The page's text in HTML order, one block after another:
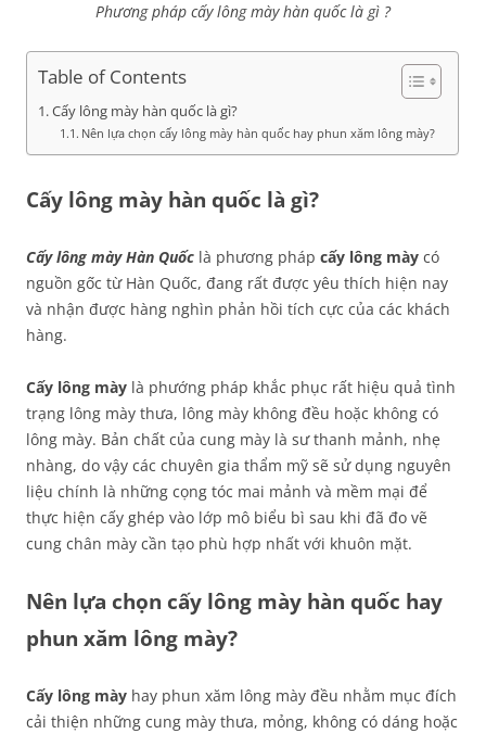
Phương pháp cấy lông mày hàn quốc là gì ?
Table of Contents
Cấy lông mày hàn quốc là gì?
Nên lựa chọn cấy lông mày hàn quốc hay phun xăm lông mày?
Cấy lông mày hàn quốc là gì?
Cấy lông mày Hàn Quốc là phương pháp cấy lông mày có
nguồn gốc từ Hàn Quốc, đang rất được yêu thích hiện nay
và nhận được hàng nghìn phản hồi tích cực của các khách
hàng.
Cấy lông mày là phướng pháp khắc phục rất hiệu quả tình
trạng lông mày thưa, lông mày không đều hoặc không có
lông mày. Bản chất của cung mày là sư thanh mảnh, nhẹ
nhàng, do vậy các chuyên gia thẩm mỹ sẽ sử dụng nguyên
liệu chính là những cọng tóc mai mảnh và mềm mại để
thực hiện cấy ghép vào lớp mô biểu bì sau khi đã đo vẽ
cung chân mày cần tạo phù hợp nhất với khuôn mặt.
Nên lựa chọn cấy lông mày hàn quốc hay
phun xăm lông mày?
Cấy lông mày hay phun xăm lông mày đều nhằm mục đích
cải thiện những cung mày thưa, mỏng, không có dáng hoặc